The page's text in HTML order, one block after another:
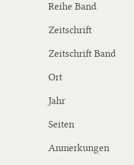
Reihe Band
Zeitschrift
Zeitschrift Band
Ort
Jahr
Seiten
Anmerkungen